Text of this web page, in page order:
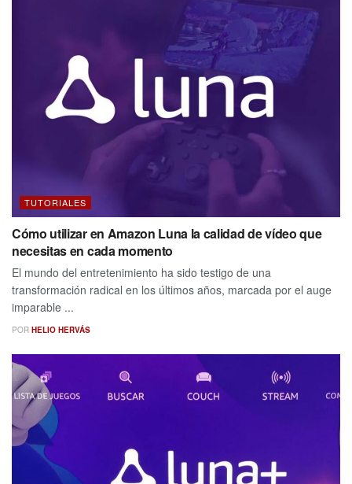
TUTORIALES
Cómo utilizar en Amazon Luna la calidad de vídeo que
necesitas en cada momento
El mundo del entretenimiento ha sido testigo de una
transformación radical en los últimos años, marcada por el auge
imparable ...
POR HELIO HERVÁS